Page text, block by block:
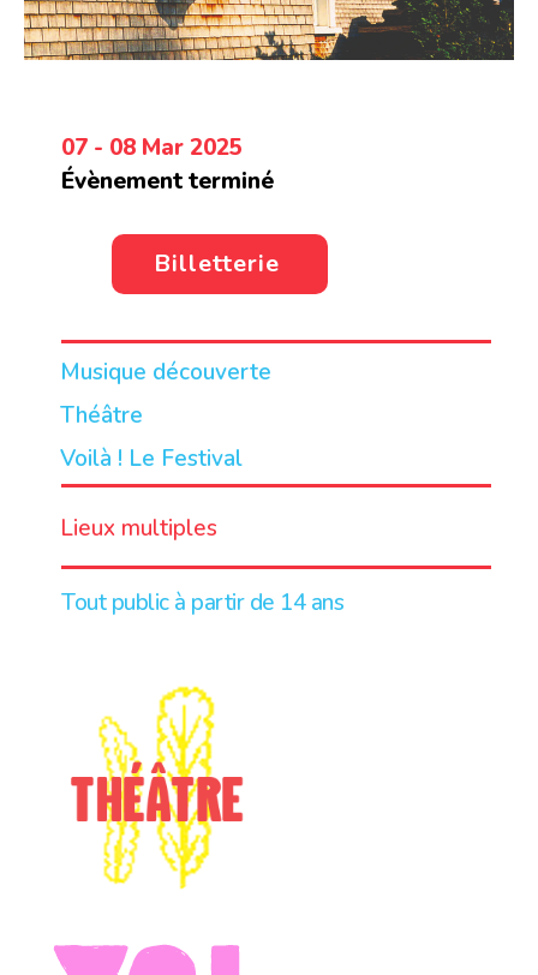
07 - 08 Mar 2025
Évènement terminé
Billetterie
Musique découverte
Théâtre
Voilà ! Le Festival
LIEU
Lieux multiples
Tout public à partir de 14 ans